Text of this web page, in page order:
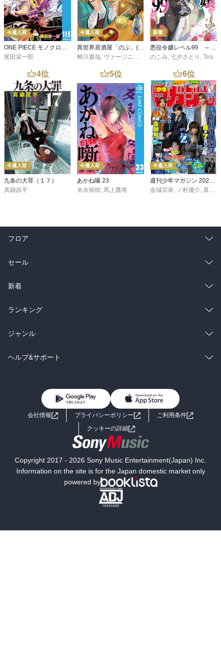
今週入荷
ONE PIECE モノクロ版 115
尾田栄一郎
今週入荷
異世界居酒屋「のぶ」(22)
蝉川夏哉, ヴァージニア二等兵 ,転
新着
悪役令嬢レベル99 ～私は裏ボスですが魔王ではありません～ その６
のこみ, 七夕さとり , Tea
4位
今週入荷
九条の大罪（１７）
真鍋昌平
5位
今週入荷
あかね噺 23
末永裕樹, 馬上鷹将
6位
今週入荷
週刊少年マガジン 2026年36・37号[2026年8月5日発売]
金城宗幸, ノ村優介, 真島ヒロ
フロア
総合
ラノベ
雑誌・グラビア
BL・TL
セール
総合
ラノベ
雑誌・グラビア
BL・TL
新着
総合
ラノベ
雑誌・グラビア
ランキング
総合
ラノベ
ジャンル
コミック
ライトノベル 男子向けラノベ
小説
海外小説
ミステリー SF
文学
ヘルプ&サポート
よくあるご質問 お問い合わせ
会社情報 プライバシーポリシー
ご利用条件
クッキーの詳細
Copyright 2017 - 2026 Sony Music Entertainment(Japan) Inc.
Information on the site is for the Japan domestic market only
powered by